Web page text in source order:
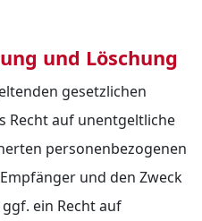
und Löschung
gesetzlichen
Recht auf unentgeltliche
personenbezogenen
und den Zweck
ein Recht auf